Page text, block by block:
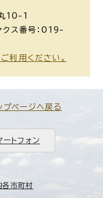
10-1
ス番号：019-
利用ください。
プページへ戻る
ートフォン
各市町村